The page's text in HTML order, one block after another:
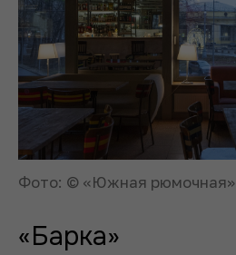
Фото: © «Южная рюмочная»
«Барка»